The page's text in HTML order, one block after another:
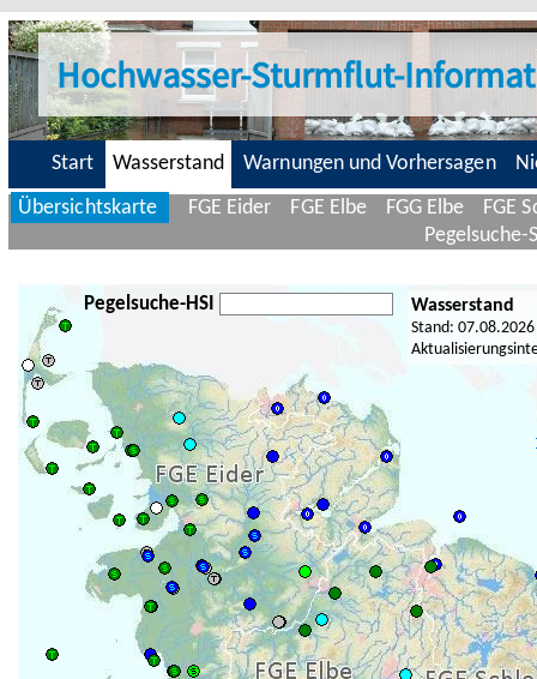
Hochwasser-Sturmflut-
Start Wasserstand Warnungen und Vorhersagen
Übersichtskarte
FGE Eider FGE Elbe FGG Elbe
FGE
Pegelsuche-
Pegelsuche-HSI Wasserstand
Stand: